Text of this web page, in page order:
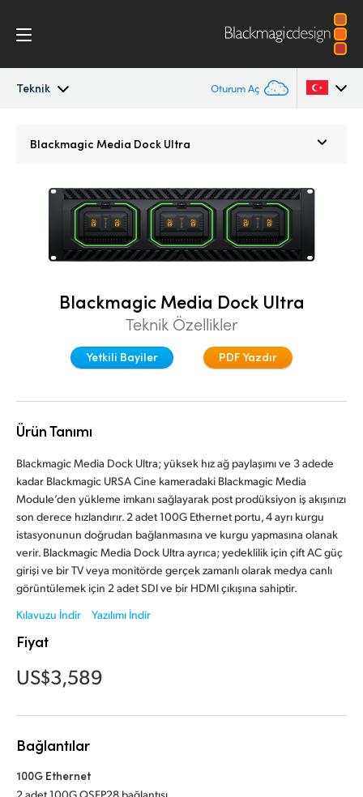
Teknik Oturum Aç
Austria
Brazil
China
Hong Kong SAR, China
India
Italy
Japan
Korea
Malaysia
Blackmagic Media Dock Ultra
Blackmagic Media Dock Ultra
Teknik Özellikler
Yetkili Bayiler PDF Yazdır
Ürün Tanımı
Blackmagic Media Dock Ultra; yüksek hız ağ paylaşımı ve 3 adede
kadar Blackmagic URSA Cine kameradaki Blackmagic Media
Module’den yükleme imkanı sağlayarak post prodüksiyon iş akışınızı
son derece hızlandırır. 2 adet 100G Ethernet portu, 4 ayrı kurgu
istasyonunun doğrudan bağlanmasına ve kurgu yapmasına olanak
verir. Blackmagic Media Dock Ultra ayrıca; yedeklilik için çift AC güç
girişi ve bir TV veya monitörde gerçek zamanlı olarak medya canlı
görüntülemek için 2 adet SDI ve bir HDMI çıkışına sahiptir.
Kılavuzu İndir
Yazılımı İndir
Fiyat
US$3,589
Bağlantılar
100G Ethernet
2 adet 100G QSFP28 bağlantısı.